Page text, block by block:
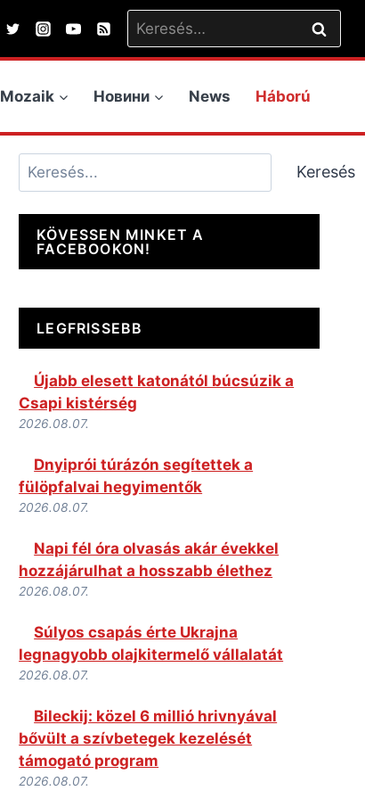
Keresés:
Mozaik Новини News Háború
Keresés Keresés
KÖVESSEN MINKET A
FACEBOOKON!
LEGFRISSEBB
Újabb elesett katonától búcsúzik a
Csapi kistérség
2026.08.07.
Dnyiprói túrázón segítettek a
fülöpfalvai hegyimentők
2026.08.07.
Napi fél óra olvasás akár évekkel
hozzájárulhat a hosszabb élethez
2026.08.07.
Súlyos csapás érte Ukrajna
legnagyobb olajkitermelő vállalatát
2026.08.07.
Bileckij: közel 6 millió hrivnyával
bővült a szívbetegek kezelését
támogató program
2026.08.07.